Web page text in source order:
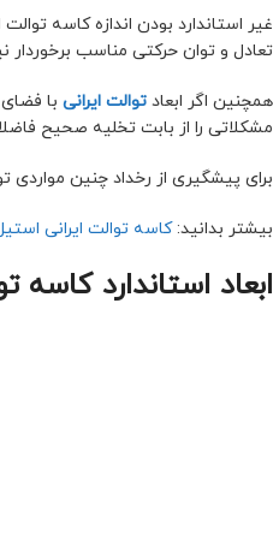
غیر استاندارد بودن اندازه کاسه
تعادل و توان حرکتی مناسب
همچنین اگر ابعاد توالت ایرانی با
مشکلاتی را از بابت تخلیه صحیح
برای پیشگیری از رخداد چنین مواردی
بیشتر بدانید:کاسه توالت ایرانی
ابعاد استاندارد کاسه